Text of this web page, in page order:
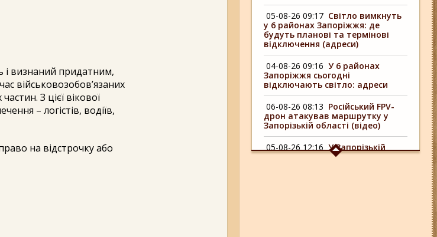
і визнаний придатним,
військовозобов’язаних
З цієї вікової
– логістів, водіїв,
на відстрочку або
05-08-26 09:17 Світло вимкнуть
у 6 районах Запоріжжя: де
будуть планові та термінові
відключення (адреси)
04-08-26 09:16 У 6 районах
Запоріжжя сьогодні
відключають світло: адреси
06-08-26 08:13 Російський FPV-
дрон атакував маршрутку у
Запорізькій області (відео)
05-08-26 12:16 У Запорізькій
області ресторан оштрафували